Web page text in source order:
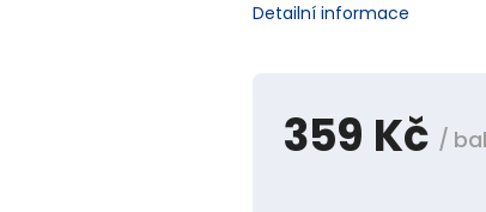
359 Kč /
Detailní informace